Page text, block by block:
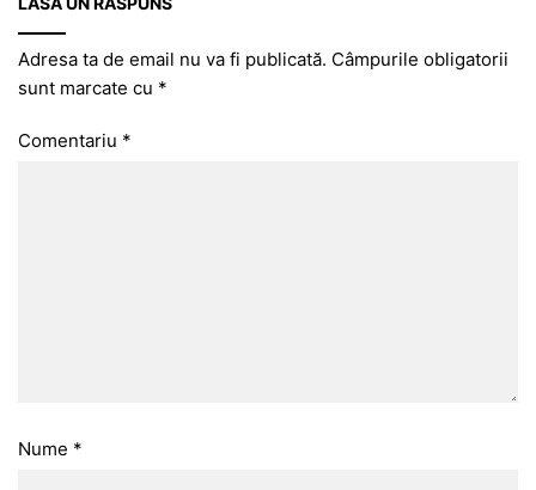
Adresa ta de email nu va fi publicată. Câmpurile obligatorii
sunt marcate cu *
Comentariu *
Nume *